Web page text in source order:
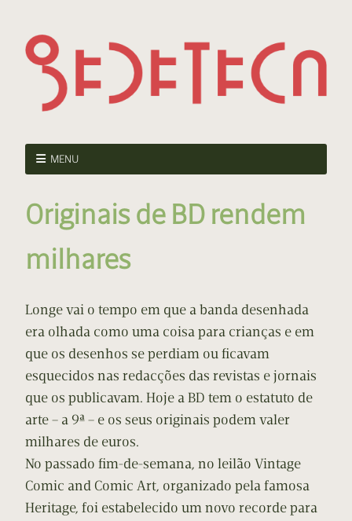
MENU
Originais de BD rendem
milhares
Longe vai o tempo em que a banda desenhada
era olhada como uma coisa para crianças e em
que os desenhos se perdiam ou ficavam
esquecidos nas redacções das revistas e jornais
que os publicavam. Hoje a BD tem o estatuto de
arte – a 9ª – e os seus originais podem valer
milhares de euros.
No passado fim-de-semana, no leilão Vintage
Comic and Comic Art, organizado pela famosa
Heritage, foi estabelecido um novo recorde para